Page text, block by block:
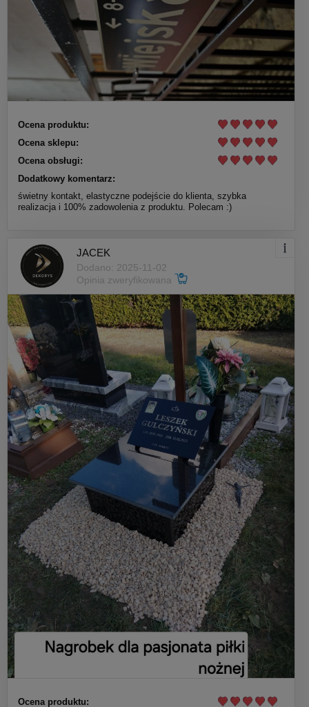
Ocena produktu:
Ocena sklepu:
Ocena obsługi:
Dodatkowy komentarz:
świetny kontakt, elastyczne podejście do klienta, szybka
realizacja i 100% zadowolenia z produktu. Polecam :)
JACEK
Dodano: 2025-11-02
Opinia zweryfikowana
Ocena produktu: